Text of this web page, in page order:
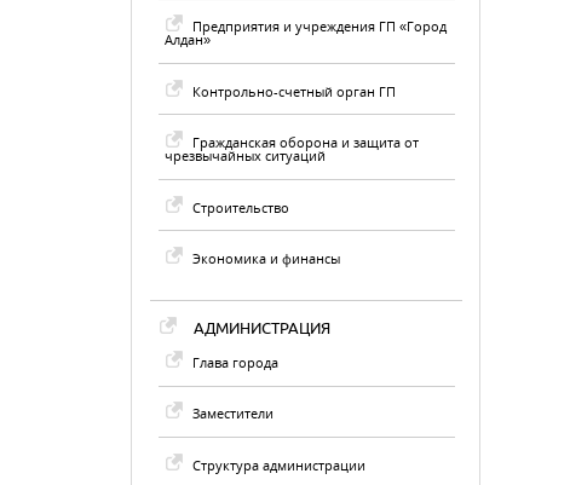
Предприятия и учреждения ГП «Город
Алдан»
Контрольно-счетный орган ГП
Гражданская оборона и защита от
чрезвычайных ситуаций
Строительство
Экономика и финансы
АДМИНИСТРАЦИЯ
Глава города
Заместители
Структура администрации